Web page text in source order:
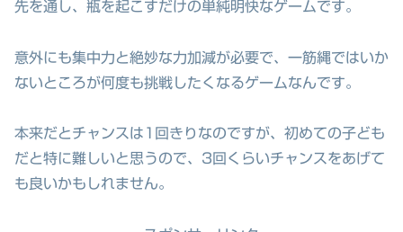
先を通し、瓶を起こすだけの単純明快なゲームです。
意外にも集中力と絶妙な力加減が必要で、一筋縄ではいか
ないところが何度も挑戦したくなるゲームなんです。
本来だとチャンスは1回きりなのですが、初めての子ども
だと特に難しいと思うので、3回くらいチャンスをあげて
も良いかもしれません。